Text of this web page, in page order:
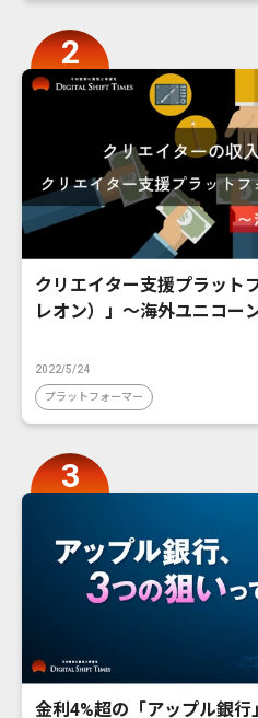
クリエイター支援プラット
レオン）」〜海外ユニコー
2022/5/24
プラットフォーマー
金利4%超の「アップル銀行